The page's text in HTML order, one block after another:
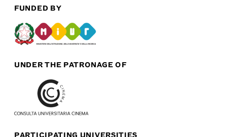
FUNDED BY
UNDER THE PATRONAGE OF
PARTICIPATING UNIVERSITIES